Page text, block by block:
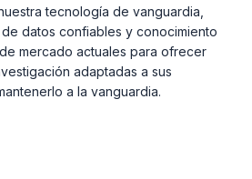
tecnología de vanguardia,
datos confiables y conocimiento
mercado actuales para ofrecer
adaptadas a sus
a la vanguardia.